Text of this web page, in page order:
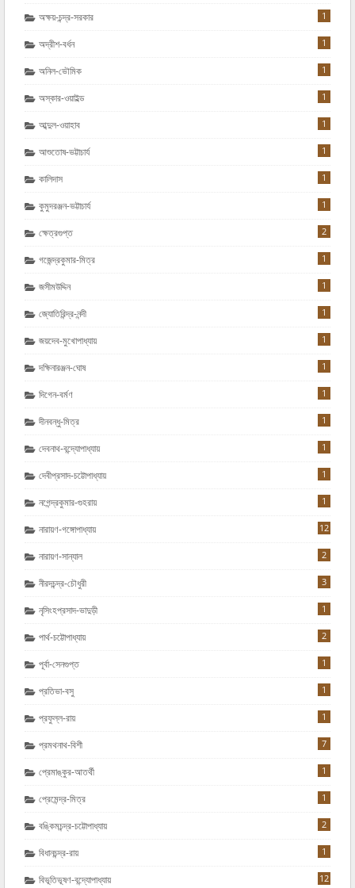
অক্ষয়-চন্দ্র-সরকার 1
অদ্রীশ-বর্ধন 1
অনিল-ভৌমিক 1
অস্কার-ওয়াইল্ড 1
আব্দুল-ওয়াহাব 1
আশুতোষ-ভট্টাচার্য 1
কালিদাস 1
কুমুদরঞ্জন-ভট্টাচার্য 1
ক্ষেত্রগুপ্ত 2
গজেন্দ্রকুমার-মিত্র 1
জসীমউদ্দিন 1
জ্যোতিরিন্দ্র-নন্দী 1
জয়দেব-মুখোপাধ্যায় 1
দক্ষিনারঞ্জন-ঘোষ 1
দিগেন-বর্মণ 1
দীনবন্ধু-মিত্র 1
দেবনাথ-বন্দ্যোপাধ্যায় 1
দেবীপ্রসাদ-চট্টোপাধ্যায় 1
নগেন্দ্রকুমার-গুহরায় 1
নারায়ণ-গঙ্গোপাধ্যায় 12
নারায়ণ-সান্যাল 2
নীরদচন্দ্র-চৌধুরী 3
নৃসিংহপ্রসাদ-ভাদুড়ী 1
পার্থ-চট্টোপাধ্যায় 2
পূর্বা-সেনগুপ্ত 1
প্রতিভা-বসু 1
প্রফুল্ল-রায় 1
প্রমথনাথ-বিশী 7
প্রেমাঙ্কুর-আতর্থী 1
প্রেমেন্দ্র-মিত্র 1
বঙ্কিমচন্দ্র-চট্টোপাধ্যায় 2
বিধানচন্দ্র-রায় 1
বিভূতিভূষণ-বন্দ্যোপাধ্যায় 12